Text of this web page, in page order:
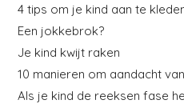
4 tips om je kind aan te
Een jokkebrok?
Je kind kwijt raken
10 manieren om aandacht
Als je kind de reeksen fase